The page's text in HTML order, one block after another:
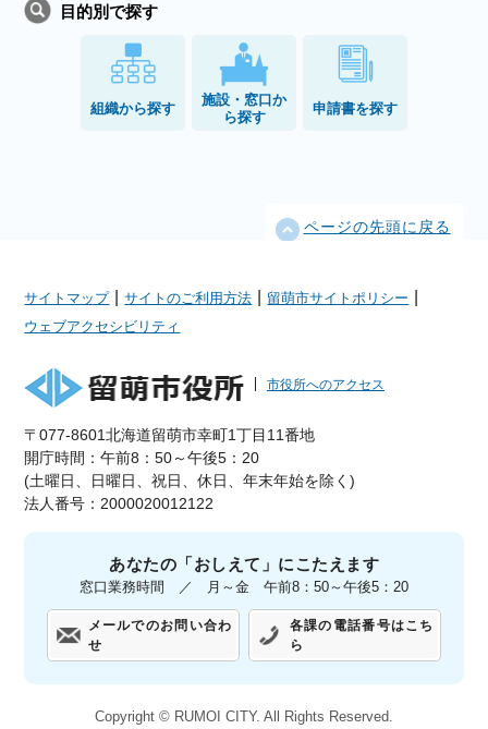
目的別で探す
組織から探す
施設・窓口か
ら探す
申請書を探す
ページの先頭に戻る
サイトマップ サイトのご利用方法 留萌市サイトポリシー
ウェブアクセシビリティ
市役所へのアクセス
〒077-8601北海道留萌市幸町1丁目11番地
開庁時間：午前8：50～午後5：20
(土曜日、日曜日、祝日、休日、年末年始を除く)
法人番号：2000020012122
あなたの「おしえて」にこたえます
窓口業務時間 ／ 月～金 午前8：50～午後5：20
メールでのお問い合わ
せ
各課の電話番号はこち
ら
Copyright © RUMOI CITY. All Rights Reserved.